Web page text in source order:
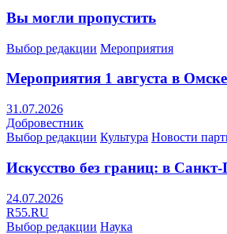
Вы могли пропустить
Выбор редакции Мероприятия
Мероприятия 1 августа в
31.07.2026
Добровестник
Выбор редакции Культура Новости
Искусство без границ: в
24.07.2026
R55.RU
Выбор редакции Наука